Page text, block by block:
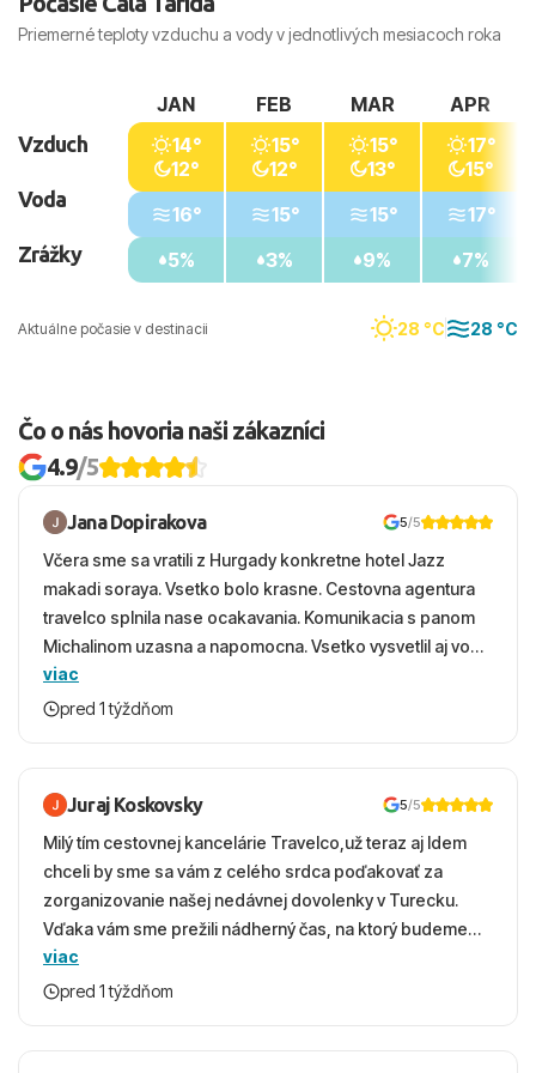
Priemerné teploty vzduchu a vody v jednotlivých mesiacoch roka
Aktuálne počasie v destinacii 28 °C 28 °C
Vzduch
Voda
Zrážky
JAN
14°
12°
16°
5%
FEB
15°
12°
15°
3%
MAR
15°
13°
15°
9%
APR
17°
15°
17°
7%
Čo o nás hovoria naši zákazníci
4.9/5
Jana Dopirakova 5/5
Včera sme sa vratili z Hurgady konkretne hotel Jazz
makadi soraya. Vsetko bolo krasne. Cestovna agentura
travelco splnila nase ocakavania. Komunikacia s panom
Michalinom uzasna a napomocna. Vsetko vysvetlil aj vo
vecernych hodinach zaco sa ospravedlnujem. Hotel
krasny, cisty. Sluzby top. Strava, prostredie, more,
viac
pred 1 týždňom
Juraj Koskovsky 5/5
Milý tím cestovnej kancelárie Travelco,už teraz aj Idem
chceli by sme sa vám z celého srdca poďakovať za
zorganizovanie našej nedávnej dovolenky v Turecku.
Vďaka vám sme prežili nádherný čas, na ktorý budeme
ešte dlho s úsmevom spomínať. ​Všetko prebehlo
absolútne hladko – od prvotného výberu zájazdu, cez
viac
pred 1 týždňom